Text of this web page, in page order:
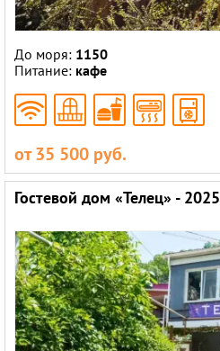
До моря: 1150
Питание: кафе
от 35 500 руб.
Гостевой дом «Телец» - 2025